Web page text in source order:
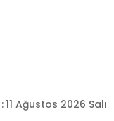
:11 Ağustos 2026 Salı